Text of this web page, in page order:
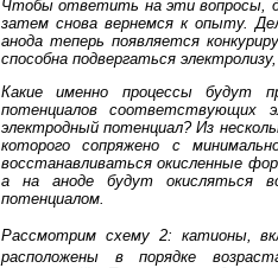
Чтобы ответить на эти вопросы,
затем снова вернемся к опыту.
анода теперь появляется
способна подвергаться
Какие именно процессы будут
потенциалов соответствующих
электродный потенциал? Из
которого сопряжено с
восстанавливаться окисленные
а на аноде будут окисляться
потенциалом.
Рассмотрим схему 2: катионы,
расположены в порядке